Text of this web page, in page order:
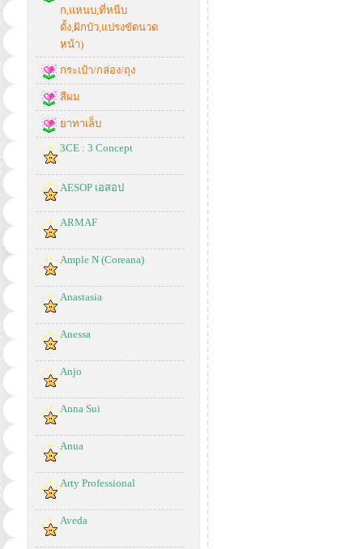
ก,แหนบ,ที่หนีบ
ดั้ง,ฝักบัว,แปรงขัดนวด
หน้า)
กระเป๋า/กล่อง/ถุง
สีผม
ยาทาเล็บ
3CE : 3 Concept
AESOP เอสอป
ARMAF
Ample N (Coreana)
Anastasia
Anessa
Anjo
Anna Sui
Anua
Arty Professional
Aveda